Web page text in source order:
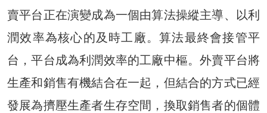
賣平台正在演變成為一個由算法操縱主導、以利
潤效率為核心的及時工廠。算法最終會接管平
台，平台成為利潤效率的工廠中樞。外賣平台將
生產和銷售有機結合在一起，但結合的方式已經
發展為擠壓生產者生存空間，換取銷售者的個體